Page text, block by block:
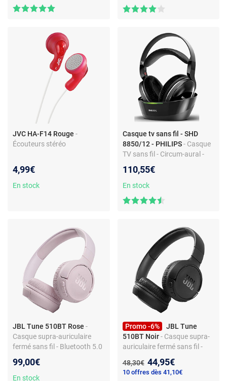
rapide
JVC HA-F14 Rouge -
Écouteurs stéréo
4,99€
En stock
Casque tv sans fil - SHD
8850/12 - PHILIPS - Casque
TV sans fil - Circum-aural -
m - Noir
110,55€
En stock
JBL Tune 510BT Rose -
Casque supra-auriculaire
fermé sans fil - Bluetooth 5.0
Autonomie 40h - Pliable
99,00€
En stock
Promo -6%
JBL Tune
510BT Noir - Casque supra-
auriculaire fermé sans fil -
Commandes/Micro -
Autonomie 40h - Pliable
Ancien prix :
48,30€ Nouveau prix :
44,95€
10 offres dès 41,10€